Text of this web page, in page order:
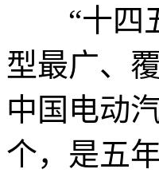
“十四五
型最广、
中国电动
个，是五